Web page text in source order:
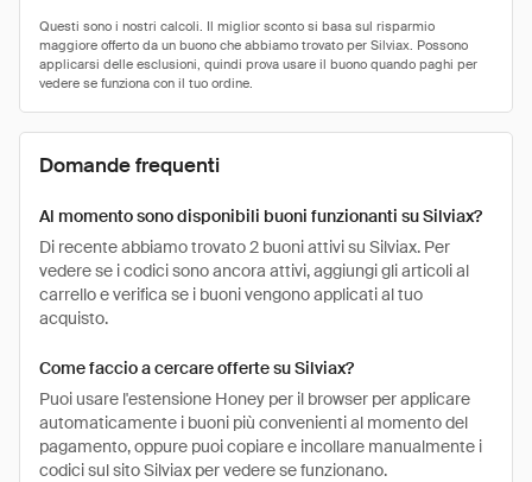
Domande frequenti
Al momento sono disponibili buoni funzionanti su Silviax?
Di recente abbiamo trovato 2 buoni attivi su Silviax. Per
vedere se i codici sono ancora attivi, aggiungi gli articoli al
carrello e verifica se i buoni vengono applicati al tuo
acquisto.
Come faccio a cercare offerte su Silviax?
Puoi usare l'estensione Honey per il browser per applicare
automaticamente i buoni più convenienti al momento del
pagamento, oppure puoi copiare e incollare manualmente i
codici sul sito Silviax per vedere se funzionano.